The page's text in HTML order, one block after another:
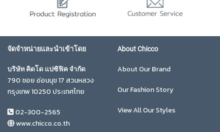
จัดจำหน่ายและนำเข้าโดย
บริษัท คิดโด แปซิฟิค จำกัด
790 ซอย อ่อนนุช 17 สวนหลวง
กรุงเทพ 10250 ประเทศไทย
02-300-2565
www.chicco.co.th
About Chicco
About Our Brand
Our Fashion Story
View All Our Styles